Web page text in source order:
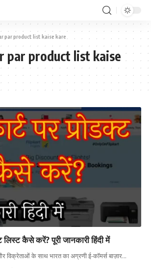
par product list kaise kare
par product list kaise
लिस्ट कैसे करें? पूरी जानकारी हिंदी में
विक्रेताओं के साथ भारत का अग्रणी ई-कॉमर्स बाज़ार…